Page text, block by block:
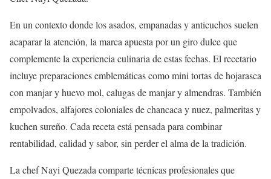
En un contexto donde los asados, empanadas y anticuchos suelen
acaparar la atención, la marca apuesta por un giro dulce que
complemente la experiencia culinaria de estas fechas. El recetario
incluye preparaciones emblemáticas como mini tortas de hojarasca
con manjar y huevo mol, calugas de manjar y almendras. También
empolvados, alfajores coloniales de chancaca y nuez, palmeritas y
kuchen sureño. Cada receta está pensada para combinar
rentabilidad, calidad y sabor, sin perder el alma de la tradición.
La chef Nayi Quezada comparte técnicas profesionales que